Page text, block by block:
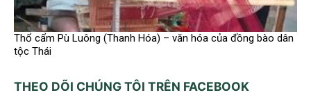
Thổ cẩm Pù Luông (Thanh Hóa) – văn hóa của đồng bào dân
tộc Thái
THEO DÕI CHÚNG TÔI TRÊN FACEBOOK